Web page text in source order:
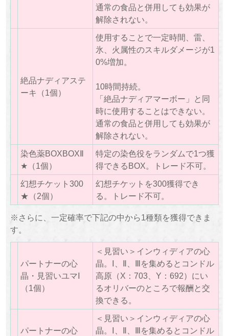
通常の食品と併用しても効果が
解除されない。
絶品ナディアステ
ーキ（1個）
使用することで一定時間、雷、
氷、火属性のスキルダメージが1
0%増加。
10時間持続。
「絶品ナディアマーボー」と同
時に使用することはできない。
通常の食品と併用しても効果が
解除されない。
染色薬BOXBOXⅡ
★（1個）
特定の染色役をランダムで1つ獲
得できるBOX。トレード不可。
幻想チケット300
★（2個）
幻想チケットを300獲得でき
る。トレード不可。
※さらに、一定確率で下記の中から1種類を獲得できま
す。
パートナーの心
晶・見習いユマⅠ
（1個）
＜見習い＞インウィディアの心
晶。Ⅰ、Ⅱ、Ⅲを集めるとコンドル
高原（X：703、Y：692）にい
るオリバーのところで報酬と交
換できる。
パートナーの心
＜見習い＞インウィディアの心
晶。Ⅰ、Ⅱ、Ⅲを集めるとコンドル